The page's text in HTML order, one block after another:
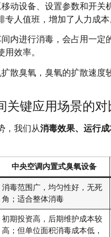
动设备、设置参数和开关
人值班，增加了人力成本
间内进行消毒，会占用一
效率。
扩散臭氧，臭氧的扩散速
关键应用场景的对
，我们从消毒效果、运行
中央空调内置式臭氧设备
消毒范围广，均匀性好，无死
角；适合整体消毒
初期投资高，后期维护成本较
高；但单位面积消毒成本低，